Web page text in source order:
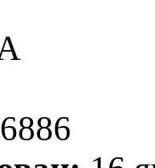
6886